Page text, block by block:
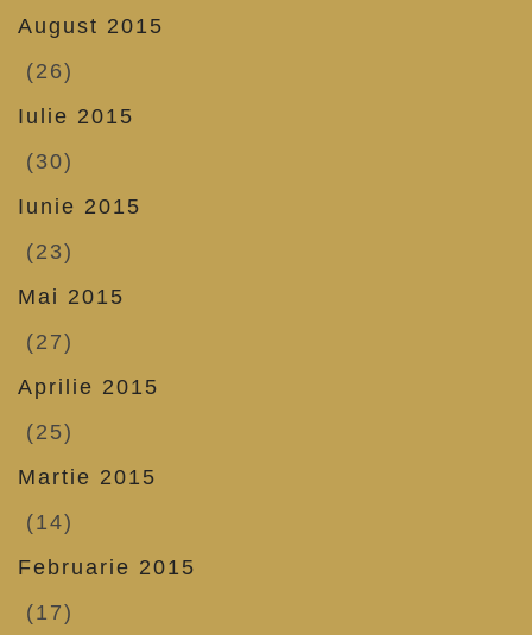
August 2015
(26)
Iulie 2015
(30)
Iunie 2015
(23)
Mai 2015
(27)
Aprilie 2015
(25)
Martie 2015
(14)
Februarie 2015
(17)